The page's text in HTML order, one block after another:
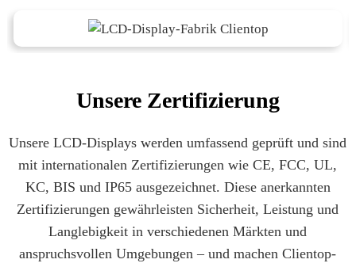
Unsere Zertifizierung
Unsere LCD-Displays werden umfassend geprüft und sind
mit internationalen Zertifizierungen wie CE, FCC, UL,
KC, BIS und IP65 ausgezeichnet. Diese anerkannten
Zertifizierungen gewährleisten Sicherheit, Leistung und
Langlebigkeit in verschiedenen Märkten und
anspruchsvollen Umgebungen – und machen Clientop-